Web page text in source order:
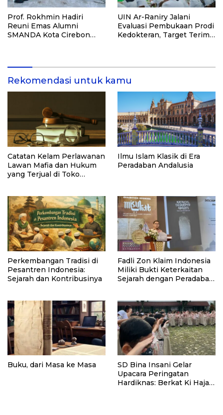
Prof. Rokhmin Hadiri
Reuni Emas Alumni
SMANDA Kota Cirebon
UIN Ar-Raniry Jalani
Evaluasi Pembukaan Prodi
Kedokteran, Target Terima
Rekomendasi untuk kamu
Catatan Kelam Perlawanan
Lawan Mafia dan Hukum
yang Terjual di Toko
Ilmu Islam Klasik di Era
Peradaban Andalusia
Perkembangan Tradisi di
Pesantren Indonesia:
Sejarah dan Kontribusinya
Fadli Zon Klaim Indonesia
Miliki Bukti Keterkaitan
Sejarah dengan Peradaban
Buku, dari Masa ke Masa
SD Bina Insani Gelar
Upacara Peringatan
Hardiknas: Berkat Ki Hajar